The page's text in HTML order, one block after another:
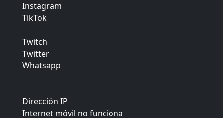
Instagram
TikTok
Twitch
Twitter
Whatsapp
Dirección IP
Internet móvil no funciona